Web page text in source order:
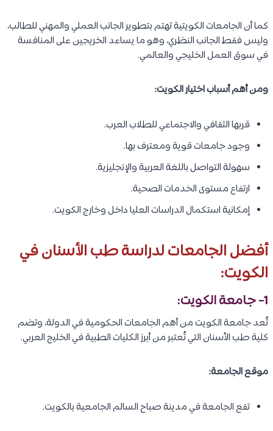
كما أن الجامعات الكويتية تهتم بتطوير الجانب العملي والمهني للطالب،
وليس فقط الجانب النظري، وهو ما يساعد الخريجين على المنافسة
في سوق العمل الخليجي والعالمي.
ومن أهم أسباب اختيار الكويت:
قربها الثقافي والاجتماعي للطلاب العرب.
وجود جامعات قوية ومعترف بها.
سهولة التواصل باللغة العربية والإنجليزية.
ارتفاع مستوى الخدمات الصحية.
إمكانية استكمال الدراسات العليا داخل وخارج الكويت.
أفضل الجامعات لدراسة طب الأسنان في
الكويت:
1- جامعة الكويت:
تُعد جامعة الكويت من أهم الجامعات الحكومية في الدولة، وتضم
كلية طب الأسنان التي تُعتبر من أبرز الكليات الطبية في الخليج العربي.
موقع الجامعة:
تقع الجامعة في مدينة صباح السالم الجامعية بالكويت.